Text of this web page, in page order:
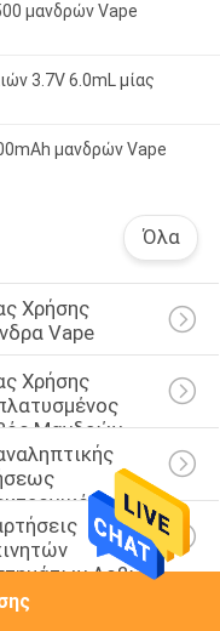
μανδρών Vape
3.7V 6.0mL μίας
μανδρών Vape
Όλα
Χρήσης
Vape
Χρήσης
Μανδρών
Λοβών